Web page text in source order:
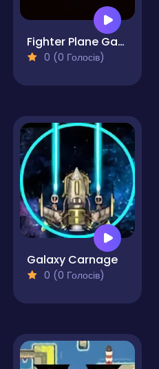
Fighter Plane Game
0 (0 Голосів)
Galaxy Carnage
0 (0 Голосів)